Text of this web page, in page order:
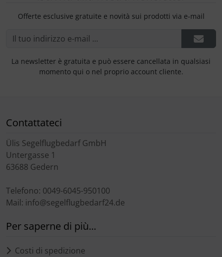
Offerte esclusive gratuite e novità sui prodotti via e-mail
La newsletter è gratuita e può essere cancellata in qualsiasi
momento qui o nel proprio account cliente.
Contattateci
Ülis Segelflugbedarf GmbH
Untergasse 1
63688 Gedern
Telefono: 0049-6045-950100
Mail: info@segelflugbedarf24.de
Per saperne di più...
Costi di spedizione